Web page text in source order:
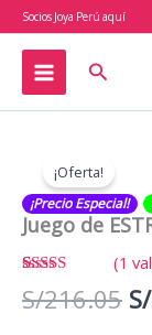
al
contenido
Socios Joya Perú aquí
Buscar
¡Oferta!
¡Precio Especial!
Juego de
Valorado
con5.00de
1
(1
S/216.05 El
S/